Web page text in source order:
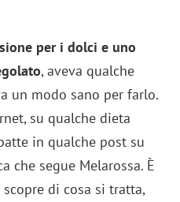
per i dolci e uno
, aveva qualche
un modo sano per farlo.
su qualche dieta
in qualche post su
che segue Melarossa. È
di cosa si tratta,